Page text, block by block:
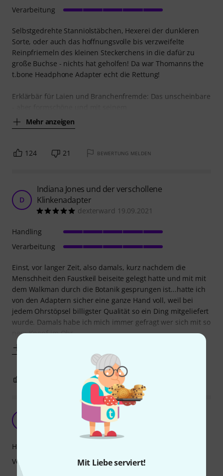
Mit Liebe serviert!
Selbstgedrehte Stanniolstäbchen, Hexerei der dunkleren
Sorte, oder auch das hoffnungsvolle bis verzweifelte
Reinpfriemeln des kleinen Steckerchens in die dafür zu
große Buchse - nichts hat geholfen! Da war Thomanns the
t.bone Headphone Adapter echt die Rettung!
Erklärbär für Laien und Branchenfremde: Das unscheinbare
Mehr anzeigen
Verarbeitung
124 21 BEWERTUNG MELDEN
D
Indiana Jones und der verschollene
Klinkenadapter
dexterward 19.09.2021
Einst, vor langer Zeit, also damals, kurz nachdem die
Menschheit den Faustkeil beiseite gelegt hatte und mit mit
dem Walkman durch die Botanik gesprungen ist...hatte ich
von den Adaptern sicher eine ganze Hand voll, weil bei
jedem Ohrstöpsel billigster Qualität so ein Ding mitgeliefert
wurde. Damals habe ich mich immer gefragt wer sich mit so
nem Knopf im Ohr
Handling
Verarbeitung
BEWERTUNG MELDEN
gut & günstig
Alexander Hammer 15.06.2020
Handling
Verarbeitung